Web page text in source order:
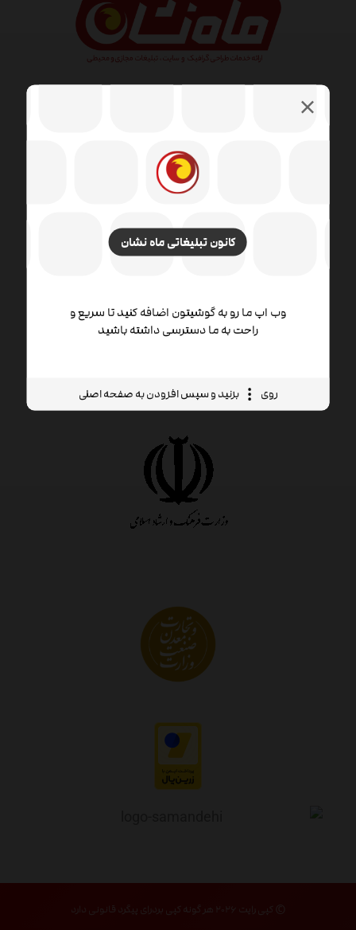
کانون تبلیغاتی ماه نشان
وب اپ ما رو به گوشیتون اضافه کنید تا سریع و
راحت به ما دسترسی داشته باشید
روی بزنید و سپس افزودن به صفحه اصلی
طراحی وب شامل مهارت ها و رشته های مختلفی در زمینه
تولید و نگهداری وب سایت ها است. زمینه های مختلف
نویسندگی از جمله کد استاندارد و نرم افزار اختصاصی ،
طراحی تجربه کاربر است.
© کپی رایت ۲۰۲۶ هر گونه کپی بردرای پیگرد قانونی دارد